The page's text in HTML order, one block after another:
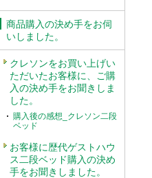
商品購入の決め手をお伺
いしました。
クレソンをお買い上げい
ただいたお客様に、ご購
入の決め手をお聞きしま
した。
購入後の感想_クレソン二段
ベッド
お客様に歴代ゲストハウ
ス二段ベッド購入の決め
手をお聞きしました。